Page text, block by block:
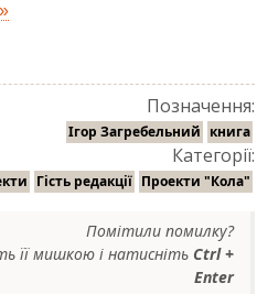
Позначення:
Ігор Загребельний книга
Категорії:
Гість редакції Проекти "Кола"
Помітили помилку?
її мишкою і натисніть Ctrl +
Enter